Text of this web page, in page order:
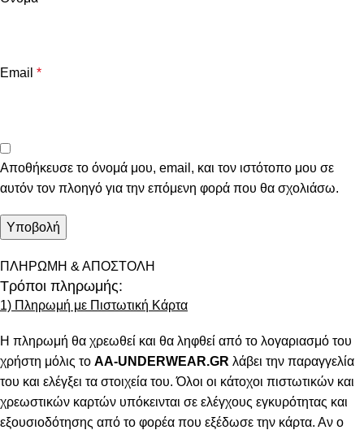
Email *
Αποθήκευσε το όνομά μου, email, και τον ιστότοπο μου σε
αυτόν τον πλοηγό για την επόμενη φορά που θα σχολιάσω.
ΠΛΗΡΩΜΗ & ΑΠΟΣΤΟΛΗ
Τρόποι πληρωμής:
1) Πληρωμή με Πιστωτική Κάρτα
Η πληρωμή θα χρεωθεί και θα ληφθεί από το λογαριασμό του
χρήστη μόλις το AA-UNDERWEAR.GR λάβει την παραγγελία
του και ελέγξει τα στοιχεία του. Όλοι οι κάτοχοι πιστωτικών και
χρεωστικών καρτών υπόκεινται σε ελέγχους εγκυρότητας και
εξουσιοδότησης από το φορέα που εξέδωσε την κάρτα. Αν ο